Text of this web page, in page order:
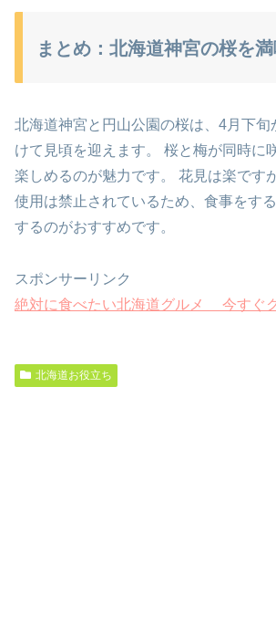
まとめ：北海道神宮の桜を満
北海道神宮と円山公園の桜は、4月下旬
けて見頃を迎えます。 桜と梅が同時に
楽しめるのが魅力です。 花見は楽です
使用は禁止されているため、食事をす
するのがおすすめです。
スポンサーリンク
絶対に食べたい北海道グルメ 今すぐ
北海道お役立ち